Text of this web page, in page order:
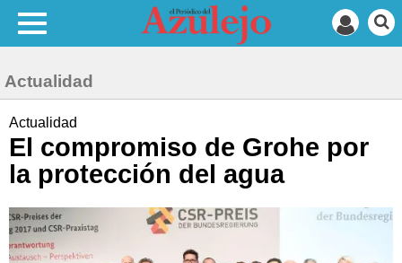
Actualidad
Actualidad
El compromiso de Grohe por
la protección del agua